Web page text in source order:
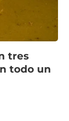
tres
todo un